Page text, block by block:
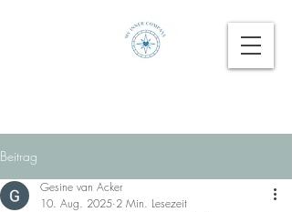
Beitrag
Gesine van Acker
10. Aug. 2025 2 Min. Lesezeit